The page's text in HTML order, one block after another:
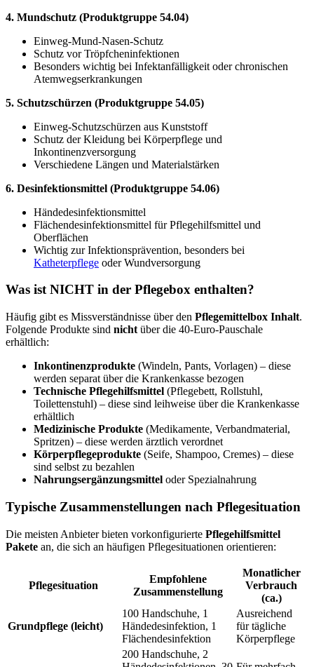
4. Mundschutz (Produktgruppe 54.04)
Einweg-Mund-Nasen-Schutz
Schutz vor Tröpfcheninfektionen
Besonders wichtig bei Infektanfälligkeit oder chronischen
Atemwegserkrankungen
5. Schutzschürzen (Produktgruppe 54.05)
Einweg-Schutzschürzen aus Kunststoff
Schutz der Kleidung bei Körperpflege und
Inkontinenzversorgung
Verschiedene Längen und Materialstärken
6. Desinfektionsmittel (Produktgruppe 54.06)
Händedesinfektionsmittel
Flächendesinfektionsmittel für Pflegehilfsmittel und
Oberflächen
Wichtig zur Infektionsprävention, besonders bei
Katheterpflege oder Wundversorgung
Was ist NICHT in der Pflegebox enthalten?
Häufig gibt es Missverständnisse über den Pflegemittelbox Inhalt.
Folgende Produkte sind nicht über die 40-Euro-Pauschale
erhältlich:
Inkontinenzprodukte (Windeln, Pants, Vorlagen) – diese
werden separat über die Krankenkasse bezogen
Technische Pflegehilfsmittel (Pflegebett, Rollstuhl,
Toilettenstuhl) – diese sind leihweise über die Krankenkasse
erhältlich
Medizinische Produkte (Medikamente, Verbandmaterial,
Spritzen) – diese werden ärztlich verordnet
Körperpflegeprodukte (Seife, Shampoo, Cremes) – diese
sind selbst zu bezahlen
Nahrungsergänzungsmittel oder Spezialnahrung
Typische Zusammenstellungen nach Pflegesituation
Die meisten Anbieter bieten vorkonfigurierte Pflegehilfsmittel
Pakete an, die sich an häufigen Pflegesituationen orientieren:
Pflegesituation
Empfohlene
Zusammenstellung
Monatlicher
Verbrauch
(ca.)
Grundpflege (leicht)
100 Handschuhe, 1
Händedesinfektion, 1
Flächendesinfektion
Ausreichend
für tägliche
Körperpflege
200 Handschuhe, 2